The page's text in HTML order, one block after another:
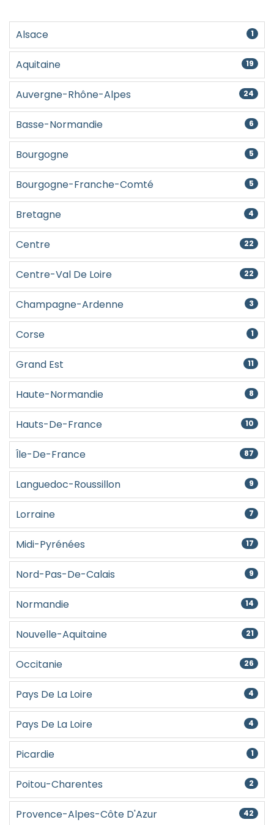
Alsace 1
Aquitaine 19
Auvergne-Rhône-Alpes 24
Basse-Normandie 6
Bourgogne 5
Bourgogne-Franche-Comté 5
Bretagne 4
Centre 22
Centre-Val De Loire 22
Champagne-Ardenne 3
Corse 1
Grand Est 11
Haute-Normandie 8
Hauts-De-France 10
Île-De-France 87
Languedoc-Roussillon 9
Lorraine 7
Midi-Pyrénées 17
Nord-Pas-De-Calais 9
Normandie 14
Nouvelle-Aquitaine 21
Occitanie 26
Pays De La Loire 4
Pays De La Loire 4
Picardie 1
Poitou-Charentes 2
Provence-Alpes-Côte D'Azur 42